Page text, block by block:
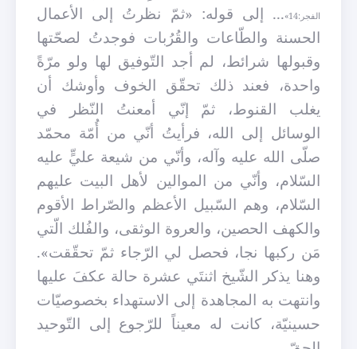
الفجر:14»
... إلى قوله: «ثمّ نظرتُ إلى الأعمال
الحسنة والطّاعات والقُرُبات فوجدتُ لصحّتها
وقبولها شرائط، لم أجد التّوفيق لها ولو مرّةً
واحدة، فعند ذلك تحقّق الخوف وأوشك أن
يغلب القنوط، ثمّ إنّي أمعنتُ النّظر في
الوسائل إلى الله، فرأيتُ أنّي من أُمّة محمّد
صلّى الله عليه وآله، وأنّي من شيعة عليٍّ عليه
السّلام، وأنّي من الموالين لأهل البيت عليهم
السّلام، وهم السّبيل الأعظم والصّراط الأقوم
والكهف الحصين، والعروة الوثقى، والفُلك الّتي
مَن ركبها نجا، فحصل لي الرّجاء ثمّ تحقّقت».
وهنا يذكر الشّيخ اثنتَي عشرة حالة عكفَ عليها
وانتهت به المجاهدة إلى الاستهداء بخصوصيّات
حسينيّة، كانت له معيناً للرّجوع إلى التّوحيد